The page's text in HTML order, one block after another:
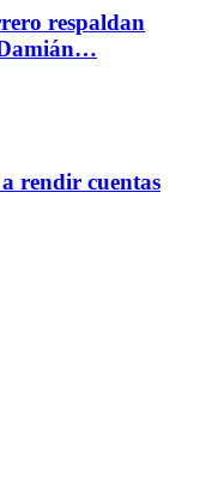
respaldan
rendir cuentas